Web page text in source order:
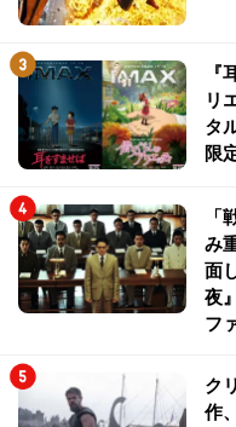
リ
タ
限
み
面
夜
フ
ク
作